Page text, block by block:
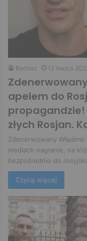
Bartosz 12 marca
apelem do
propagandzie!
złych Rosjan.
Zdenerwowany
mediach nagranie, na
bezpośrednio do
Czytaj więcej